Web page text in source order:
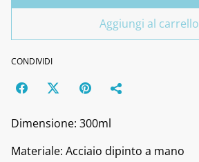
Aggiungi al carrello
CONDIVIDI
Dimensione: 300ml
Materiale: Acciaio dipinto a mano